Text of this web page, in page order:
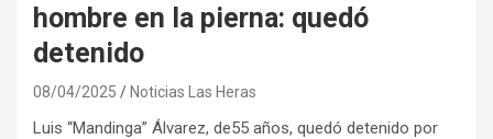
hombre en la pierna: quedó
detenido
08/04/2025 Noticias Las Heras
Luis “Mandinga” Álvarez, de55 años, quedó detenido por